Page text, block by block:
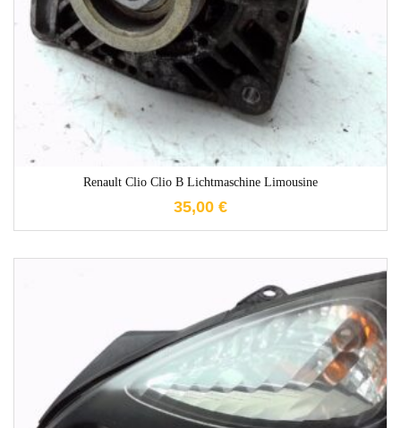
Renault Clio Clio B Lichtmaschine Limousine
35,00 €